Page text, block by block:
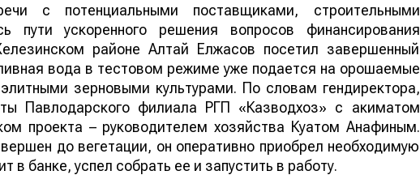
с потенциальными поставщиками, строительными
пути ускоренного решения вопросов финансирования
районе Алтай Елжасов посетил завершенный
вода в тестовом режиме уже подается на орошаемые
зерновыми культурами. По словам гендиректора,
Павлодарского филиала РГП «Казводхоз» с акиматом
проекта – руководителем хозяйства Куатом Анафиным.
до вегетации, он оперативно приобрел необходимую
в банке, успел собрать ее и запустить в работу.